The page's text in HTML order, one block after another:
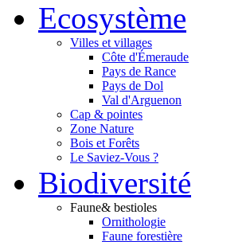
Ecosystème
Villes et villages
Côte d'Émeraude
Pays de Rance
Pays de Dol
Val d'Arguenon
Cap & pointes
Zone Nature
Bois et Forêts
Le Saviez-Vous ?
Biodiversité
Faune& bestioles
Ornithologie
Faune forestière